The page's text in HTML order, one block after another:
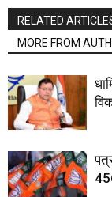
RELATED
MORE FROM